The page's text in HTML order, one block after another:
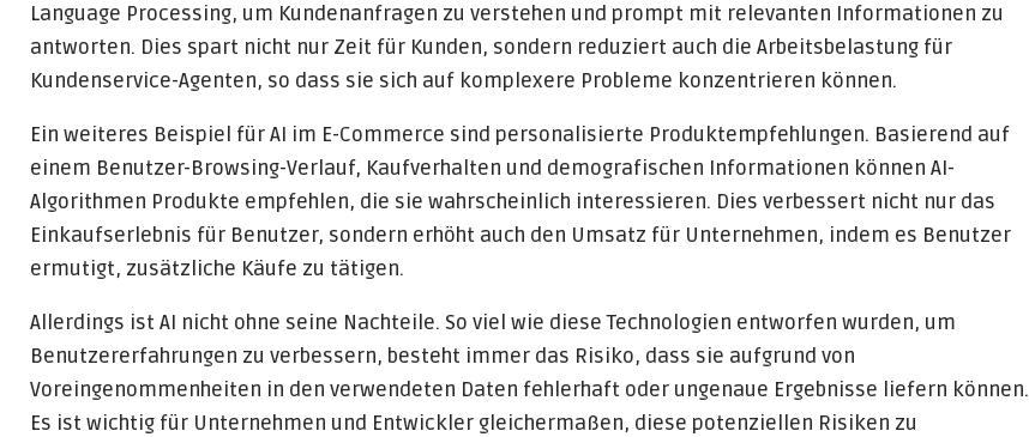
Language Processing, um Kundenanfragen zu verstehen und prompt mit relevanten Informationen zu
antworten. Dies spart nicht nur Zeit für Kunden, sondern reduziert auch die Arbeitsbelastung für
Kundenservice-Agenten, so dass sie sich auf komplexere Probleme konzentrieren können.
Ein weiteres Beispiel für AI im E-Commerce sind personalisierte Produktempfehlungen. Basierend auf
einem Benutzer-Browsing-Verlauf, Kaufverhalten und demografischen Informationen können AI-
Algorithmen Produkte empfehlen, die sie wahrscheinlich interessieren. Dies verbessert nicht nur das
Einkaufserlebnis für Benutzer, sondern erhöht auch den Umsatz für Unternehmen, indem es Benutzer
ermutigt, zusätzliche Käufe zu tätigen.
Allerdings ist AI nicht ohne seine Nachteile. So viel wie diese Technologien entworfen wurden, um
Benutzererfahrungen zu verbessern, besteht immer das Risiko, dass sie aufgrund von
Voreingenommenheiten in den verwendeten Daten fehlerhaft oder ungenaue Ergebnisse liefern können.
Es ist wichtig für Unternehmen und Entwickler gleichermaßen, diese potenziellen Risiken zu